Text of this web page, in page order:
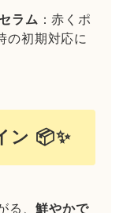
ラム ：赤くポ
の初期対応に
ン 📦✨
る、鮮やかで